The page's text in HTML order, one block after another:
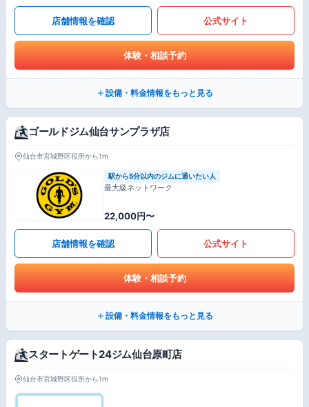
店舗情報を確認 公式サイト
体験・相談予約
設備・料金情報をもっと見る
ゴールドジム仙台サンプラザ店
仙台市宮城野区役所から1m
駅から5分以内のジムに通いたい人
最大級ネットワーク
22,000円〜
店舗情報を確認 公式サイト
体験・相談予約
設備・料金情報をもっと見る
スタートゲート24ジム仙台原町店
仙台市宮城野区役所から1m